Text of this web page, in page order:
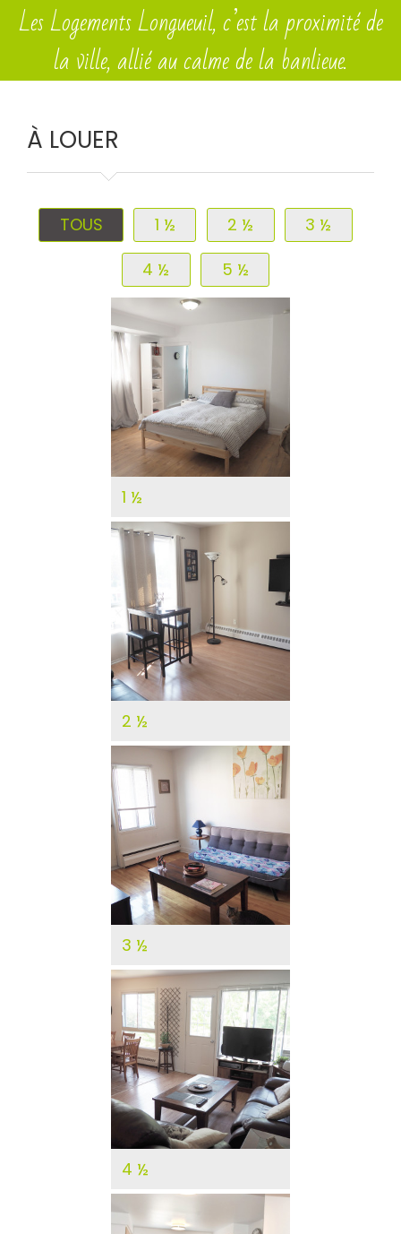
Les Logements Longueuil, c’est la proximité de
la ville, allié au calme de la banlieue.
À LOUER
TOUS 1 ½ 2 ½
3 ½
4 ½
5 ½
DÉTAILS
1 ½
DÉTAILS
2 ½
DÉTAILS
3 ½
DÉTAILS
4 ½